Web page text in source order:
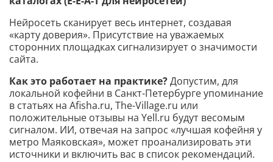
Нейросеть сканирует весь интернет, создавая
«карту доверия». Присутствие на уважаемых
сторонних площадках сигнализирует о значимости
сайта.
Как это работает на практике?Допустим, для
локальной кофейни в Санкт-Петербурге упоминание
в статьях на Afisha.ru, The-Village.ru или
положительные отзывы на Yell.ru будут весомым
сигналом. ИИ, отвечая на запрос «лучшая кофейня у
метро Маяковская», может проанализировать эти
источники и включить вас в список рекомендаций.